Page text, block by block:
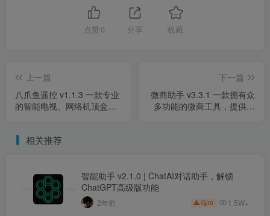
点赞 0 分享 收藏
上一篇
八爪鱼遥控 v1.1.3 一款专业
的智能电视、网络机顶盒遥
下一篇
微商助手 v3.3.1 一款拥有众
多功能的微商工具，提供了
相关推荐
智能助手 v2.1.0 | ChatAI对话助手，解锁
ChatGPT高级版功能
2年前 10 1.5W+